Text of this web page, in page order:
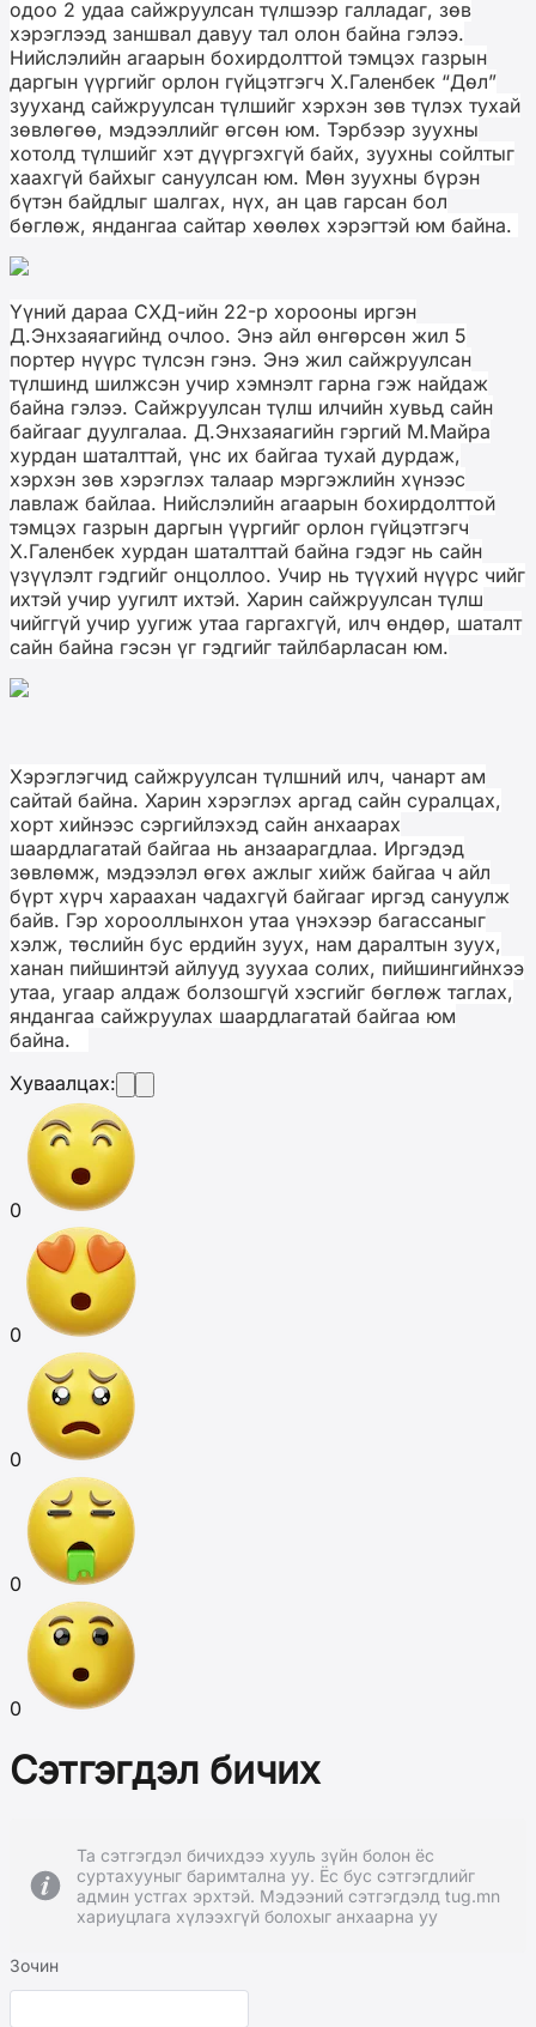
одоо 2 удаа сайжруулсан түлшээр галладаг, зөв
хэрэглээд заншвал давуу тал олон байна гэлээ.
Нийслэлийн агаарын бохирдолттой тэмцэх газрын
даргын үүргийг орлон гүйцэтгэгч Х.Галенбек “Дөл”
зууханд сайжруулсан түлшийг хэрхэн зөв түлэх тухай
зөвлөгөө, мэдээллийг өгсөн юм. Тэрбээр зуухны
хотолд түлшийг хэт дүүргэхгүй байх, зуухны сойлтыг
хаахгүй байхыг сануулсан юм. Мөн зуухны бүрэн
бүтэн байдлыг шалгах, нүх, ан цав гарсан бол
бөглөж, яндангаа сайтар хөөлөх хэрэгтэй юм байна.
Үүний дараа СХД-ийн 22-р хорооны иргэн
Д.Энхзаяагийнд очлоо. Энэ айл өнгөрсөн жил 5
портер нүүрс түлсэн гэнэ. Энэ жил сайжруулсан
түлшинд шилжсэн учир хэмнэлт гарна гэж найдаж
байна гэлээ. Сайжруулсан түлш илчийн хувьд сайн
байгааг дуулгалаа. Д.Энхзаяагийн гэргий М.Майра
хурдан шаталттай, үнс их байгаа тухай дурдаж,
хэрхэн зөв хэрэглэх талаар мэргэжлийн хүнээс
лавлаж байлаа. Нийслэлийн агаарын бохирдолттой
тэмцэх газрын даргын үүргийг орлон гүйцэтгэгч
Х.Галенбек хурдан шаталттай байна гэдэг нь сайн
үзүүлэлт гэдгийг онцоллоо. Учир нь түүхий нүүрс чийг
ихтэй учир уугилт ихтэй. Харин сайжруулсан түлш
чийггүй учир уугиж утаа гаргахгүй, илч өндөр, шаталт
сайн байна гэсэн үг гэдгийг тайлбарласан юм.
Хэрэглэгчид сайжруулсан түлшний илч, чанарт ам
сайтай байна. Харин хэрэглэх аргад сайн суралцах,
хорт хийнээс сэргийлэхэд сайн анхаарах
шаардлагатай байгаа нь анзаарагдлаа. Иргэдэд
зөвлөмж, мэдээлэл өгөх ажлыг хийж байгаа ч айл
бүрт хүрч хараахан чадахгүй байгааг иргэд сануулж
байв. Гэр хорооллынхон утаа үнэхээр багассаныг
хэлж, төслийн бус ердийн зуух, нам даралтын зуух,
ханан пийшинтэй айлууд зуухаа солих, пийшингийнхээ
утаа, угаар алдаж болзошгүй хэсгийг бөглөж таглах,
яндангаа сайжруулах шаардлагатай байгаа юм
байна.
Хуваалцах:
0
0
0
0
0
Сэтгэгдэл бичих
Та сэтгэгдэл бичихдээ хууль зүйн болон ёс
суртахууныг баримтална уу. Ёс бус сэтгэгдлийг
админ устгах эрхтэй. Мэдээний сэтгэгдэлд tug.mn
хариуцлага хүлээхгүй болохыг анхаарна уу
Зочин